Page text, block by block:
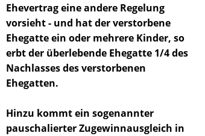
Ehevertrag eine andere Regelung
vorsieht - und hat der verstorbene
Ehegatte ein oder mehrere Kinder, so
erbt der überlebende Ehegatte 1/4 des
Nachlasses des verstorbenen
Ehegatten.
Hinzu kommt ein sogenannter
pauschalierter Zugewinnausgleich in